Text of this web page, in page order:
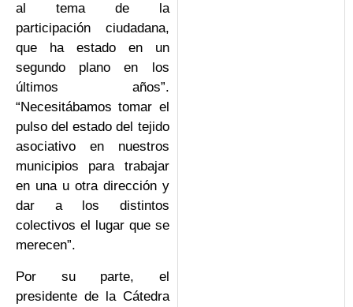
al tema de la
participación ciudadana,
que ha estado en un
segundo plano en los
últimos años”.
“Necesitábamos tomar el
pulso del estado del tejido
asociativo en nuestros
municipios para trabajar
en una u otra dirección y
dar a los distintos
colectivos el lugar que se
merecen”.
Por su parte, el
presidente de la Cátedra